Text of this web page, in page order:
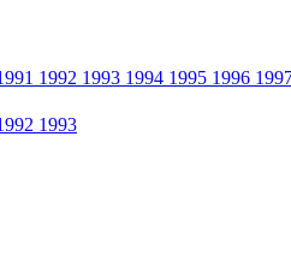
1992 1993 1994 1995 1996
1993